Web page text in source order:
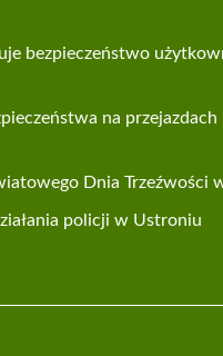
bezpieczeństwo
na
Dnia Trzeźwości
policji w Ustroniu